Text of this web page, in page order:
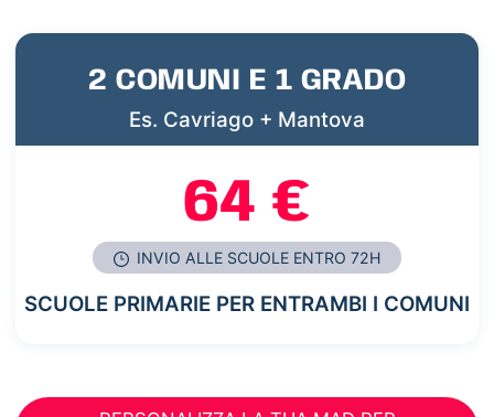
2 COMUNI E 1 GRADO
Es. Cavriago + Mantova
64 €
INVIO ALLE SCUOLE ENTRO 72H
SCUOLE PRIMARIE PER ENTRAMBI I COMUNI